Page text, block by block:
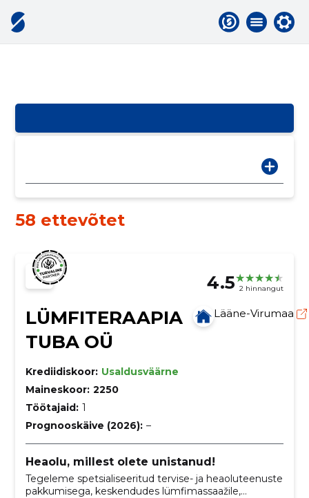
58 ettevõtet
4.5 2 hinnangut
LÜMFITERAAPIA
TUBA OÜ
Lääne-Virumaa
Krediidiskoor: Usaldusväärne
Maineskoor: 2250
Töötajaid: 1
Prognooskäive (2026): –
Heaolu, millest olete unistanud!
Tegeleme spetsialiseeritud tervise- ja heaoluteenuste
pakkumisega, keskendudes lümfimassaažile,